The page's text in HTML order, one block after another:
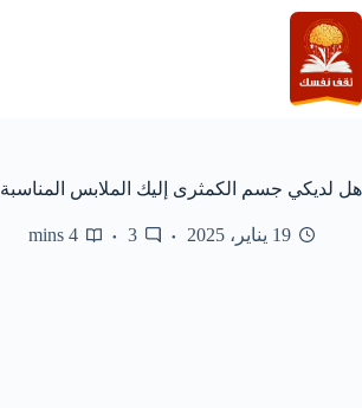
التجاوز
إلى
المحتوى
هل لديكي جسم الكمثرى إليك الملابس
19 يناير، 2025 3
4 mins